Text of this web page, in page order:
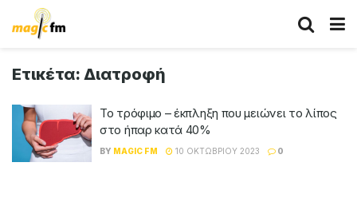
Ετικέτα: Διατροφή
Το τρόφιμο – έκπληξη που μειώνει το λίπος
στο ήπαρ κατά 40%
BY MAGIC FM 10 ΟΚΤΩΒΡΊΟΥ 2023 0